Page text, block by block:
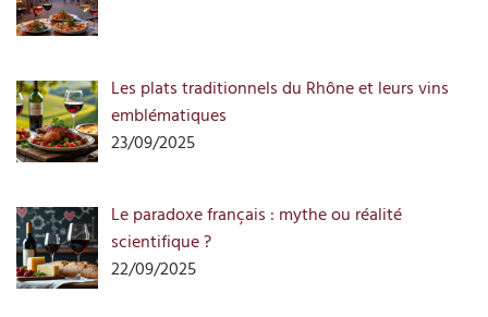
Les plats traditionnels du Rhône et leurs vins
emblématiques
23/09/2025
Le paradoxe français : mythe ou réalité
scientifique ?
22/09/2025